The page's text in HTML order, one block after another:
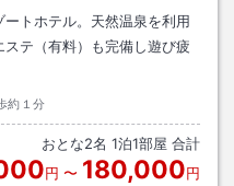
トホテル。天然温泉を利用
テ（有料）も完備し遊び疲
約１分
おとな2名 1泊1部屋 合計
円 〜 180,000円